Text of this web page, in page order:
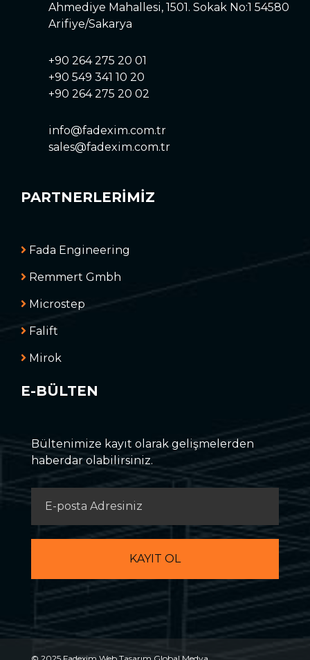
Ahmediye Mahallesi, 1501. Sokak No:1 54580
Arifiye/Sakarya
+90 264 275 20 01
+90 549 341 10 20
+90 264 275 20 02
info@fadexim.com.tr
sales@fadexim.com.tr
PARTNERLERİMİZ
Fada Engineering
Remmert Gmbh
Microstep
Falift
Mirok
E-BÜLTEN
Bültenimize kayıt olarak gelişmelerden
haberdar olabilirsiniz.